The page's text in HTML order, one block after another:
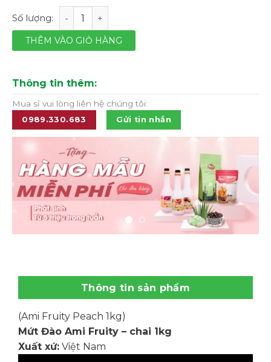
Mứt Đào Ami Fruity – chai 1kg số lượng
THÊM VÀO GIỎ HÀNG
Thông tin thêm:
Mua sỉ vui lòng liên hệ chúng tôi:
0989.330.683 Gửi tin nhắn
Thông tin sản phẩm
(Ami Fruity Peach 1kg)
Mứt Đào Ami Fruity – chai 1kg
Xuất xứ:Việt Nam